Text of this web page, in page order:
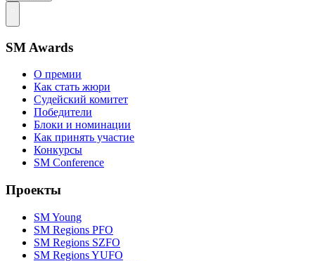
SM Awards
О премии
Как стать жюри
Судейский комитет
Победители
Блоки и номинации
Как принять участие
Конкурсы
SM Conference
Проекты
SM Young
SM Regions PFO
SM Regions SZFO
SM Regions YUFO